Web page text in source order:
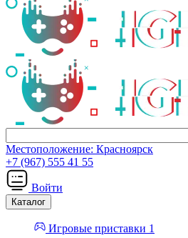
Местоположение: Красноярск
+7 (967) 555 41 55
Войти
Каталог
Игровые приставки 1